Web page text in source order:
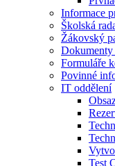
Informace
Školská
Žákovský
Formuláře
Povinné
IT oddělení
Test